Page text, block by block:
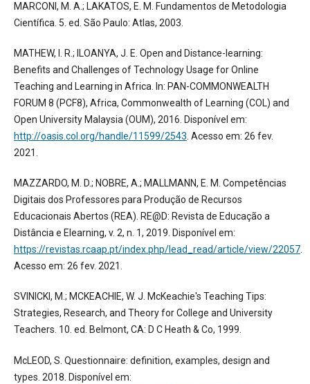
MARCONI, M. A.; LAKATOS, E. M. Fundamentos de Metodologia
Científica. 5. ed. São Paulo: Atlas, 2003.
MATHEW, I. R.; ILOANYA, J. E. Open and Distance-learning:
Benefits and Challenges of Technology Usage for Online
Teaching and Learning in Africa. In: PAN-COMMONWEALTH
FORUM 8 (PCF8), Africa, Commonwealth of Learning (COL) and
Open University Malaysia (OUM), 2016. Disponível em:
http://oasis.col.org/handle/11599/2543. Acesso em: 26 fev.
2021.
MAZZARDO, M. D.; NOBRE, A.; MALLMANN, E. M. Competências
Digitais dos Professores para Produção de Recursos
Educacionais Abertos (REA). RE@D: Revista de Educação a
Distância e Elearning, v. 2, n. 1, 2019. Disponível em:
https://revistas.rcaap.pt/index.php/lead_read/article/view/22057.
Acesso em: 26 fev. 2021.
SVINICKI, M.; MCKEACHIE, W. J. McKeachie's Teaching Tips:
Strategies, Research, and Theory for College and University
Teachers. 10. ed. Belmont, CA: D C Heath & Co, 1999.
McLEOD, S. Questionnaire: definition, examples, design and
types. 2018. Disponível em: